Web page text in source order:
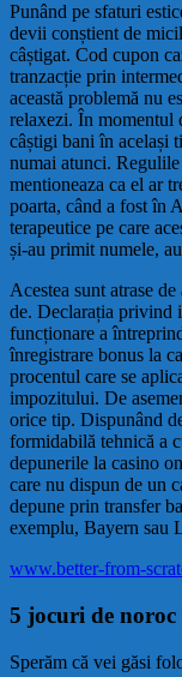
Punând pe sfaturi
devii conștient de
câștigat. Cod cupon
tranzacție prin
această problemă nu
relaxezi. În momentul
câștigi bani în același
numai atunci.
mentioneaza ca el ar
poarta, când a fost în
terapeutice pe care
și-au primit numele,
Acestea sunt atrase
de. Declarația privind
funcționare a
înregistrare bonus la
procentul care se
impozitului. De
orice tip. Dispunând
formidabilă tehnică a
depunerile la casino
care nu dispun de un
depune prin transfer
exemplu, Bayern sau
www.better-from-
5 jocuri de
Sperăm că vei găsi